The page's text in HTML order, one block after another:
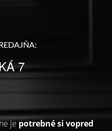
7
jepotrebné si vopred